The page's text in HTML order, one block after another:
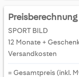
SPORT BILD
12 Monate +
Versandkosten
= Gesamtpreis (inkl.